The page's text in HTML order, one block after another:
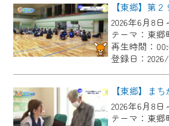
2026年6月8日
テーマ：東郷
再生時間：
登録日：
2026年6月8日
テーマ：東郷
2024/09/02
動画配信サービス『CCNet
年9月24日からリニューアル
【変更点】
◆デザイン変更により、お
の動画コンテンツが一目瞭
◆当社アプリやＰＣブラウ